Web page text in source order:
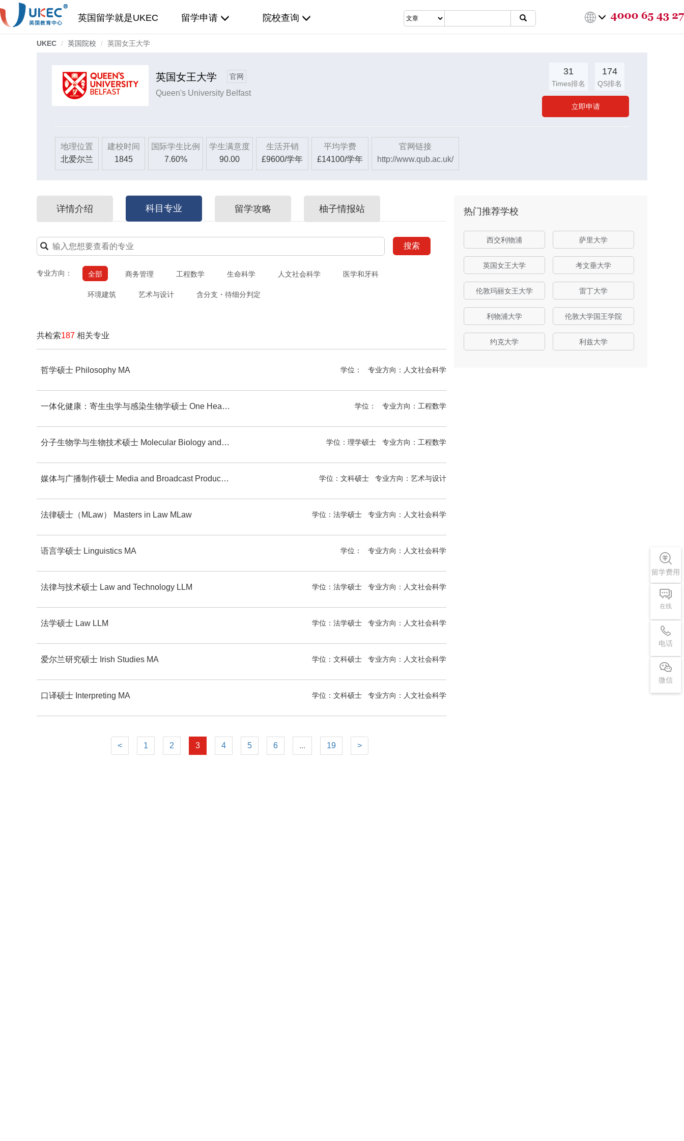
英国留学就是UKEC 留学申请 院校查询
留学费用
在线
电话
微信
UKEC 英国院校 英国女王大学
英国女王大学 官网
Queen's University Belfast
31
Times排名
174
QS排名
立即申请
地理位置
北爱尔兰
建校时间
1845
国际学生比例
7.60%
学生满意度
90.00
生活开销
£9600/学年
平均学费
£14100/学年
官网链接
http://www.qub.ac.uk/
详情介绍 科目专业 留学攻略 柚子情报站
搜索
专业方向： 全部 商务管理 工程数学 生命科学 人文社会科学 医学和牙科
环境建筑 艺术与设计 含分支・待细分判定
共检索187 相关专业
哲学硕士 Philosophy MA 学位： 专业方向： 人文社会科学
一体化健康：寄生虫学与感染生物学硕士 One Health: Parasitology and Infection Biology MSc 学位： 专业方向： 工程数学
分子生物学与生物技术硕士 Molecular Biology and Biotechnology MSc 学位：理学硕士 专业方向： 工程数学
媒体与广播制作硕士 Media and Broadcast Production MA 学位：文科硕士 专业方向： 艺术与设计
法律硕士（MLaw） Masters in Law MLaw 学位：法学硕士 专业方向： 人文社会科学
语言学硕士 Linguistics MA 学位： 专业方向： 人文社会科学
法律与技术硕士 Law and Technology LLM 学位：法学硕士 专业方向： 人文社会科学
法学硕士 Law LLM 学位：法学硕士 专业方向： 人文社会科学
爱尔兰研究硕士 Irish Studies MA 学位：文科硕士 专业方向： 人文社会科学
口译硕士 Interpreting MA 学位：文科硕士 专业方向： 人文社会科学
< 1 2 3 4 5 6 ... 19 >
热门推荐学校
西交利物浦 萨里大学
英国女王大学 考文垂大学
伦敦玛丽女王大学 雷丁大学
利物浦大学 伦敦大学国王学院
约克大学 利兹大学